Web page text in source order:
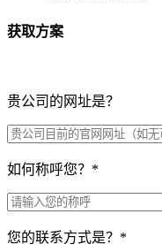
获取方案
贵公司的网址是？
如何称呼您？ *
您的联系方式是？ *